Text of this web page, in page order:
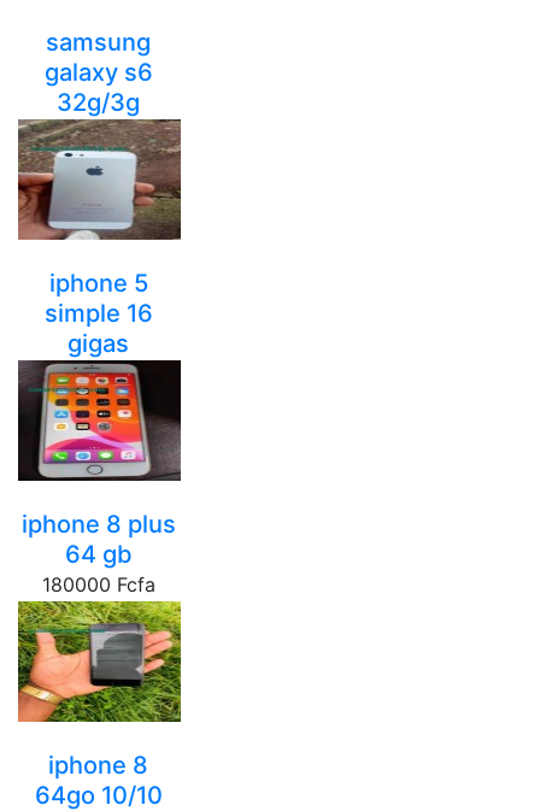
samsung
galaxy s6
32g/3g
59900 Fcfa
yaounde
iphone 5
simple 16
gigas
20000 Fcfa
yaounde
iphone 8 plus
64 gb
180000 Fcfa
yaounde
iphone 8
64go 10/10